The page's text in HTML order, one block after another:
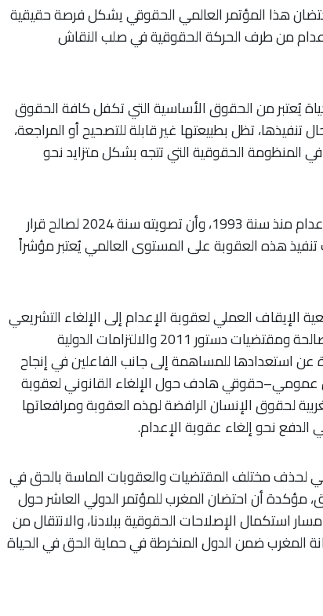
هذا المؤتمر العالمي الحقوقي يشكل فرصة حقيقية
من طرف الحركة الحقوقية في صلب النقاش
يُعتبر من الحقوق الأساسية التي تكفل كافة الحقوق
تنفيذها، تظل بطبيعتها غير قابلة للتصحيح أو المراجعة،
المنظومة الحقوقية التي تتجه بشكل متزايد نحو
وذكرت المنظمة أن المغرب لم يُنفّذ أي حكم بالإعدام منذ سنة 1993، وأن تصويته سنة 2024 لصالح قرار
هذه العقوبة على المستوى العالمي يُعتبر مؤشراً
العملي لعقوبة الإعدام إلى الإلغاء التشريعي
لها، بما ينسجم مع توصيات هيئة الإنصاف والمصالحة ومقتضيات دستور 2011 والالتزامات الدولية
عن استعدادها للمساهمة إلى جانب الفاعلين في إنجاح
هادف حول الإلغاء القانوني لعقوبة
لحقوق الإنسان الرافضة لهذه العقوبة ومرافعاتها
الدفع نحو إلغاء عقوبة الإعدام.
لحذف مختلف المقتضيات والعقوبات الماسة بالحق في
مؤكدة أن احتضان المغرب للمؤتمر الدولي العاشر حول
الإصلاحات الحقوقية ببلادنا، والانتقال من
المغرب ضمن الدول المنخرطة في حماية الحق في الحياة